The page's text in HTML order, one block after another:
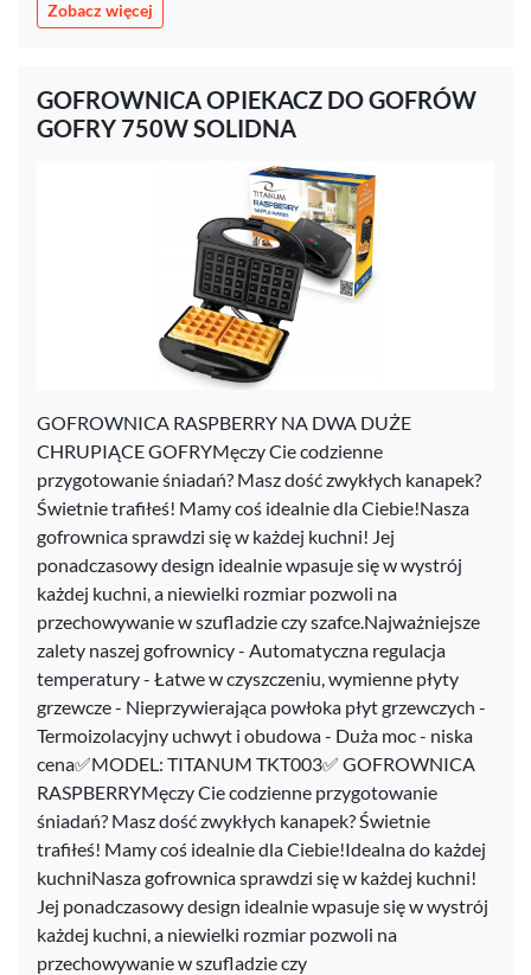
Zobacz więcej
GOFROWNICA OPIEKACZ DO GOFRÓW
GOFRY 750W SOLIDNA
GOFROWNICA RASPBERRY NA DWA DUŻE
CHRUPIĄCE GOFRYMęczy Cie codzienne
przygotowanie śniadań? Masz dość zwykłych kanapek?
Świetnie trafiłeś! Mamy coś idealnie dla Ciebie!Nasza
gofrownica sprawdzi się w każdej kuchni! Jej
ponadczasowy design idealnie wpasuje się w wystrój
każdej kuchni, a niewielki rozmiar pozwoli na
przechowywanie w szufladzie czy szafce.Najważniejsze
zalety naszej gofrownicy - Automatyczna regulacja
temperatury - Łatwe w czyszczeniu, wymienne płyty
grzewcze - Nieprzywierająca powłoka płyt grzewczych -
Termoizolacyjny uchwyt i obudowa - Duża moc - niska
cena✅MODEL: TITANUM TKT003✅ GOFROWNICA
RASPBERRYMęczy Cie codzienne przygotowanie
śniadań? Masz dość zwykłych kanapek? Świetnie
trafiłeś! Mamy coś idealnie dla Ciebie!Idealna do każdej
kuchniNasza gofrownica sprawdzi się w każdej kuchni!
Jej ponadczasowy design idealnie wpasuje się w wystrój
każdej kuchni, a niewielki rozmiar pozwoli na
przechowywanie w szufladzie czy